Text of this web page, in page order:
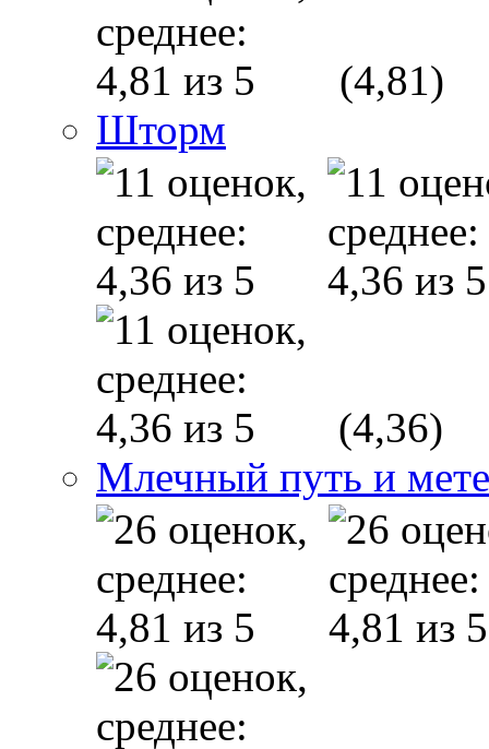
(4,81)
Шторм
(4,36)
Млечный путь и